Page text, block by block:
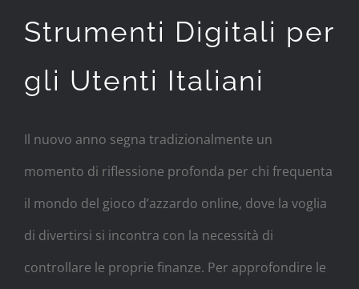
Strumenti Digitali per
gli Utenti Italiani
Il nuovo anno segna tradizionalmente un
momento di riflessione profonda per chi frequenta
il mondo del gioco d’azzardo online, dove la voglia
di divertirsi si incontra con la necessità di
controllare le proprie finanze. Per approfondire le